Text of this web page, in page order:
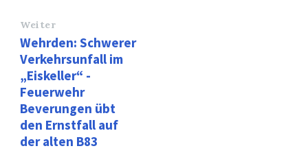
Weiter
Wehrden: Schwerer
Verkehrsunfall im
„Eiskeller“ -
Feuerwehr
Beverungen übt
den Ernstfall auf
der alten B83